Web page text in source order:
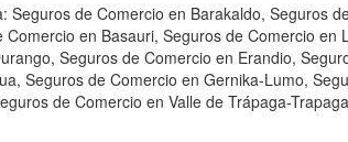
de Comercio en Barakaldo, Seguros
en Basauri, Seguros de Comercio en
Seguros de Comercio en Erandio,
Seguros de Comercio en Gernika-Lumo,
de Comercio en Valle de Trápaga-